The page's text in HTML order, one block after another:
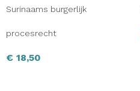
Surinaams burgerlijk
procesrecht
€ 18,50